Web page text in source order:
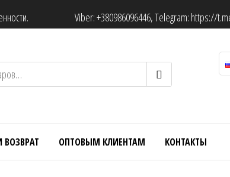
Viber:+380986096446, Telegram: https://
ВОЗВРАТ ОПТОВЫМ КЛИЕНТАМ КОНТАКТЫ